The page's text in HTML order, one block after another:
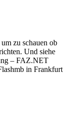
zu schauen ob
Und siehe
– FAZ.NET
in Frankfurt